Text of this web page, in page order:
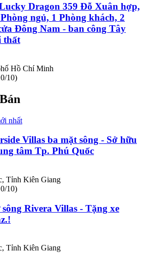
Dragon 359 Đỗ Xuân hợp,
ngủ, 1 Phòng khách, 2
Đông Nam - ban công Tây
thất
Hồ Chí Minh
10)
nhất
Villas ba mặt sông - Sở hữu
tâm Tp. Phú Quốc
Tỉnh Kiên Giang
10)
Rivera Villas - Tặng xe
Tỉnh Kiên Giang